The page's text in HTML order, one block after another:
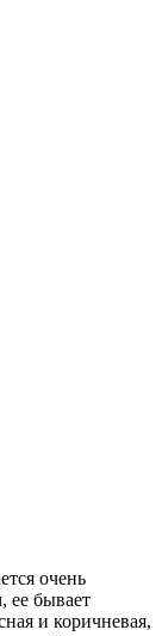
очень
ее бывает
и коричневая,